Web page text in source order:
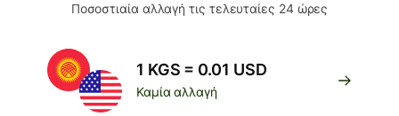
Ποσοστιαία αλλαγή τις τελευταίες 24 ώρες
1 KGS = 0.01 USD
Καμία αλλαγή